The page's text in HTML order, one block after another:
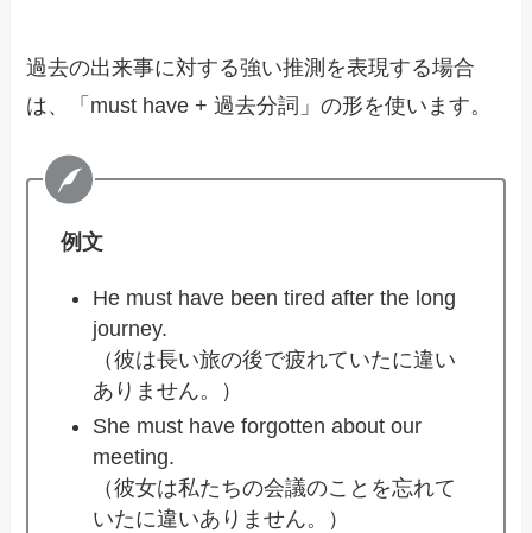
過去の出来事に対する強い推測を表現する場合
は、「must have + 過去分詞」の形を使います。
例文
He must have been tired after the long
journey.
（彼は長い旅の後で疲れていたに違い
ありません。）
She must have forgotten about our
meeting.
（彼女は私たちの会議のことを忘れて
いたに違いありません。）